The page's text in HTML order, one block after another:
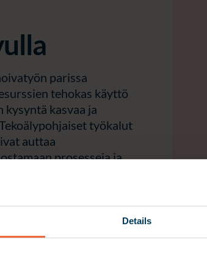
Details
parissa
tehokas käyttö
kysyntä kasvaa ja
ekoälypohjaiset työkalut
auttaa
prosesseja ja